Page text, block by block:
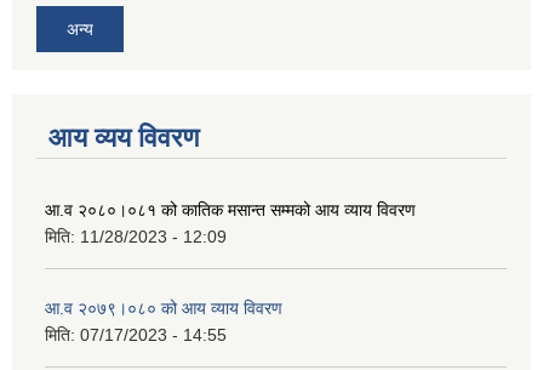
अन्य
आय व्यय विवरण
आ.व २०८०।०८१ को कातिक मसान्त सम्मको आय व्याय विवरण
मिति: 11/28/2023 - 12:09
आ.व २०७९।०८० को आय व्याय विवरण
मिति: 07/17/2023 - 14:55